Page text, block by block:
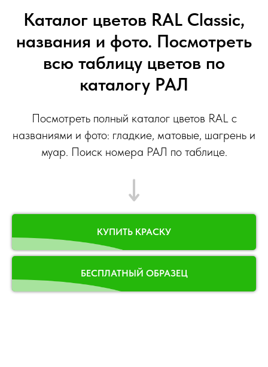
Каталог цветов RAL Classic,
названия и фото. Посмотреть
всю таблицу цветов по
каталогу РАЛ
Посмотреть полный каталог цветов RAL с
названиями и фото: гладкие, матовые, шагрень и
муар. Поиск номера РАЛ по таблице.
КУПИТЬ КРАСКУ
БЕСПЛАТНЫЙ ОБРАЗЕЦ